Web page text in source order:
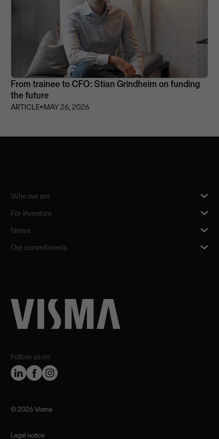
From trainee to CFO: Stian Grindheim on funding
the future
ARTICLE⏵MAY 26, 2026
Follow us on
Who we are
For investors
News
Our commitments
©️ 2026 Visma
Legal notice